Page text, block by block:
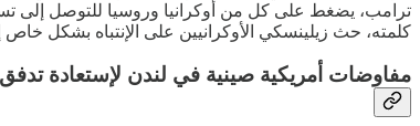
كلمته، حث زيلينسكي الأوكرانيين على الإنتباه بشكل خاص
مفاوضات أمريكية صينية في لندن لإستعادة تدفق